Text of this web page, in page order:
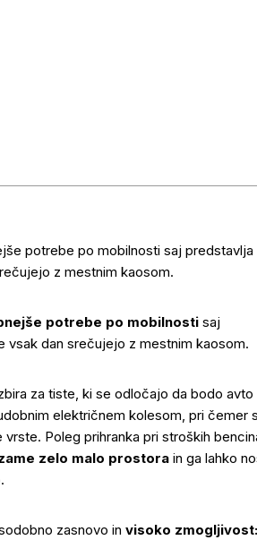
potrebe po mobilnosti saj predstavlja
z mestnim kaosom.
potrebe po mobilnosti saj
vsak dan srečujejo z mestnim kaosom.
za tiste, ki se odločajo da bodo avto
električnem kolesom, pri čemer
Poleg prihranka pri stroških
zelo malo prostora in ga lahko
zasnovo in visoko